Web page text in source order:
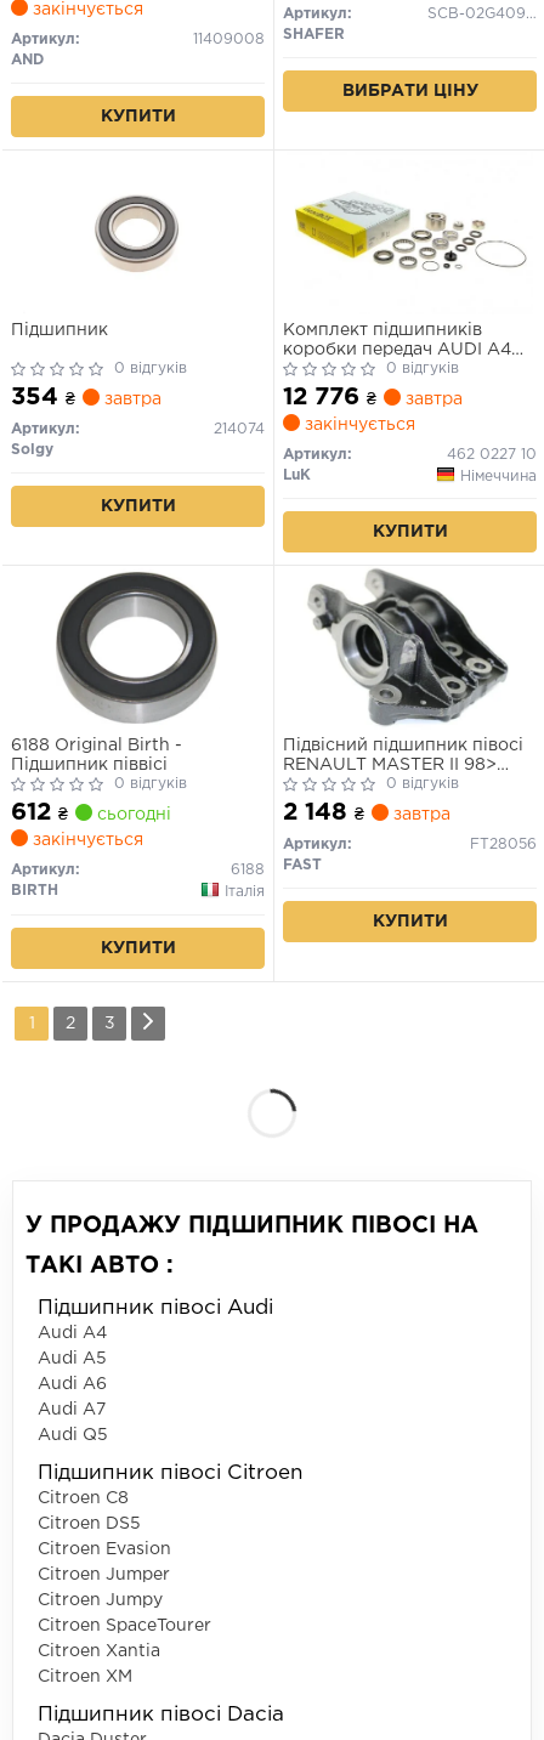
закінчується
Артикул:
11409008
AND
КУПИТИ
Артикул:
SCB-02G409335A
SHAFER
ВИБРАТИ ЦІНУ
Підшипник
0 відгуків
354 ₴ завтра
Артикул:
214074
Solgy
КУПИТИ
Комплект підшипників
коробки передач AUDI A4
B8, A5 1.8-2.0D 10.07-01.17
0 відгуків
12 776 ₴
завтра
закінчується
Артикул:
462 0227 10
LuK
Німеччина
КУПИТИ
6188 Original Birth -
Підшипник піввісі
0 відгуків
612 ₴
сьогодні
закінчується
Артикул:
6188
BIRTH
Італія
КУПИТИ
Підвісний підшипник півосі
RENAULT MASTER II 98>
2.5/2.8
0 відгуків
2 148 ₴ завтра
Артикул:
FT28056
FAST
КУПИТИ
1 2 3
У ПРОДАЖУ ПІДШИПНИК ПІВОСІ НА
ТАКІ АВТО :
Підшипник півосі Audi
Audi A4
Audi A5
Audi A6
Audi A7
Audi Q5
Підшипник півосі Citroen
Citroen C8
Citroen DS5
Citroen Evasion
Citroen Jumper
Citroen Jumpy
Citroen SpaceTourer
Citroen Xantia
Citroen XM
Підшипник півосі Dacia